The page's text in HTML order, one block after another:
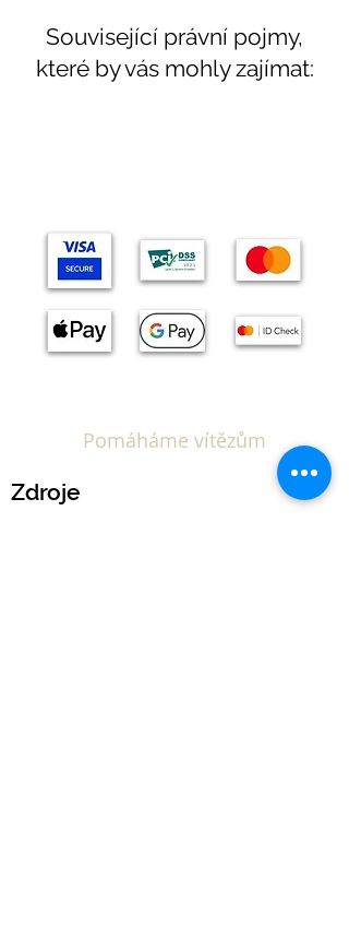
Související právní pojmy,
které by vás mohly zajímat:
Pomáháme vítězům
Zdroje